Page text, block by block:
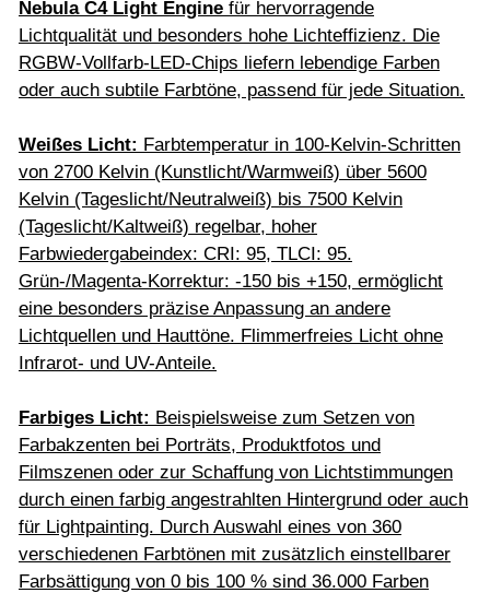
Nebula C4 Light Engine für hervorragende
Lichtqualität und besonders hohe Lichteffizienz. Die
RGBW-Vollfarb-LED-Chips liefern lebendige Farben
oder auch subtile Farbtöne, passend für jede Situation.
Weißes Licht: Farbtemperatur in 100-Kelvin-Schritten
von 2700 Kelvin (Kunstlicht/Warmweiß) über 5600
Kelvin (Tageslicht/Neutralweiß) bis 7500 Kelvin
(Tageslicht/Kaltweiß) regelbar, hoher
Farbwiedergabeindex: CRI: 95, TLCI: 95.
Grün-/Magenta-Korrektur: -150 bis +150, ermöglicht
eine besonders präzise Anpassung an andere
Lichtquellen und Hauttöne. Flimmerfreies Licht ohne
Infrarot- und UV-Anteile.
Farbiges Licht: Beispielsweise zum Setzen von
Farbakzenten bei Porträts, Produktfotos und
Filmszenen oder zur Schaffung von Lichtstimmungen
durch einen farbig angestrahlten Hintergrund oder auch
für Lightpainting. Durch Auswahl eines von 360
verschiedenen Farbtönen mit zusätzlich einstellbarer
Farbsättigung von 0 bis 100 % sind 36.000 Farben